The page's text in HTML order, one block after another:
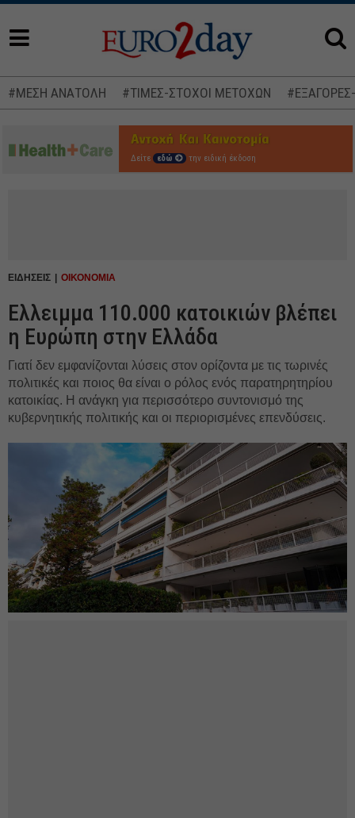
#ΜΕΣΗ ΑΝΑΤΟΛΗ #ΤΙΜΕΣ-ΣΤΟΧΟΙ ΜΕΤΟΧΩΝ
Δείτε εδώ την ειδική έκδοση
ΕΙΔΗΣΕΙΣ ΟΙΚΟΝΟΜΙΑ
Ελλειμμα 110.000 κατοικιών βλέπει
η Ευρώπη στην Ελλάδα
Γιατί δεν εμφανίζονται λύσεις στον ορίζοντα με τις τωρινές
πολιτικές και ποιος θα είναι ο ρόλος ενός παρατηρητηρίου
κατοικίας. Η ανάγκη για περισσότερο συντονισμό της
κυβερνητικής πολιτικής και οι περιορισμένες επενδύσεις.